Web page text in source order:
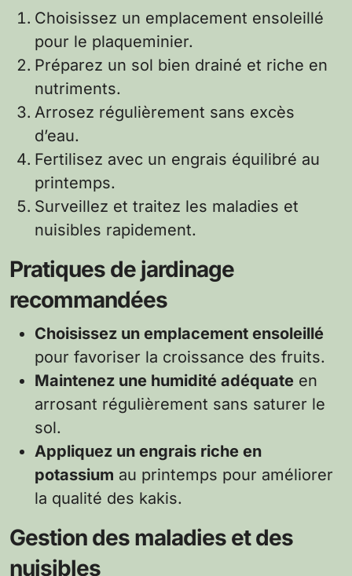
Choisissez un emplacement ensoleillé
pour le plaqueminier.
Préparez un sol bien drainé et riche en
nutriments.
Arrosez régulièrement sans excès
d’eau.
Fertilisez avec un engrais équilibré au
printemps.
Surveillez et traitez les maladies et
nuisibles rapidement.
Pratiques de jardinage
recommandées
Choisissez un emplacement ensoleillé
pour favoriser la croissance des fruits.
Maintenez une humidité adéquate en
arrosant régulièrement sans saturer le
sol.
Appliquez un engrais riche en
potassium au printemps pour améliorer
la qualité des kakis.
Gestion des maladies et des
nuisibles